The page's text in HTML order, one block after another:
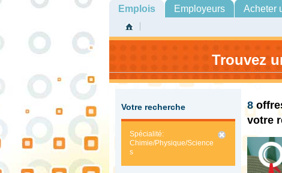
Emplois Employeurs Acheter
Trouvez
Votre recherche
Spécialité:
Chimie/Physique/Science
s
8
votre